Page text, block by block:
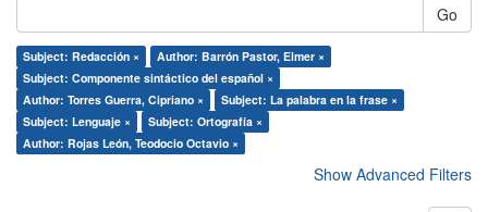
Go
Subject: Redacción ×
Author: Barrón Pastor, Elmer ×
Subject: Componente sintáctico del español ×
Author: Torres Guerra, Cipriano ×
Subject: La palabra en la frase ×
Subject: Lenguaje ×
Subject: Ortografía ×
Author: Rojas León, Teodocio Octavio ×
Show Advanced Filters